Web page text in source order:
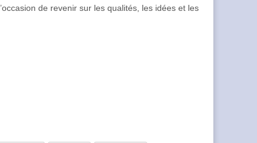
de revenir sur les qualités, les idées et les